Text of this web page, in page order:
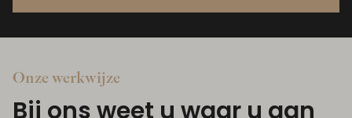
Onze werkwijze
Bij ons weet u waar u aan